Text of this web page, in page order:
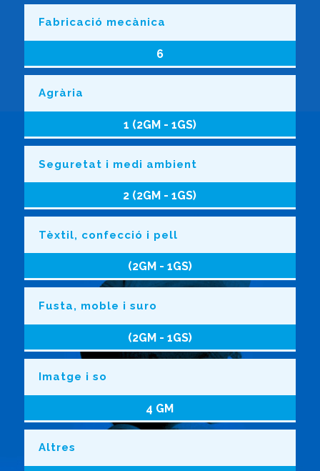
Fabricació mecànica
6
Agrària
1 (2GM - 1GS)
Seguretat i medi ambient
2 (2GM - 1GS)
Tèxtil, confecció i pell
(2GM - 1GS)
Fusta, moble i suro
(2GM - 1GS)
Imatge i so
4 GM
Altres